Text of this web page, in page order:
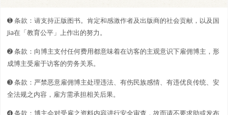
➊️ 条款：请支持正版图书。肯定和感激作者及出版商的社会贡献，以及国
Jia在「教育公平」上作出的努力。
➋️️ 条款：向博主支付任何费用都意味着在访客的主观意识下雇佣博主，形
成博主受雇于访客的劳务关系。
➌ 条款：严禁恶意雇佣博主处理违法、有伤民族感情、有违优良传统、安
全法规之内容，雇方需承担相关后果。
➍ 条款：博主会对受雇之资料内容进行安全审查，故而请不要求助或发布